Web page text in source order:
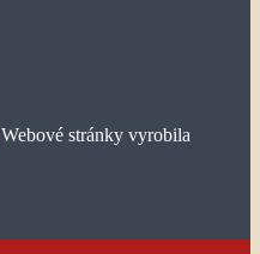
Webové stránky vyrobila